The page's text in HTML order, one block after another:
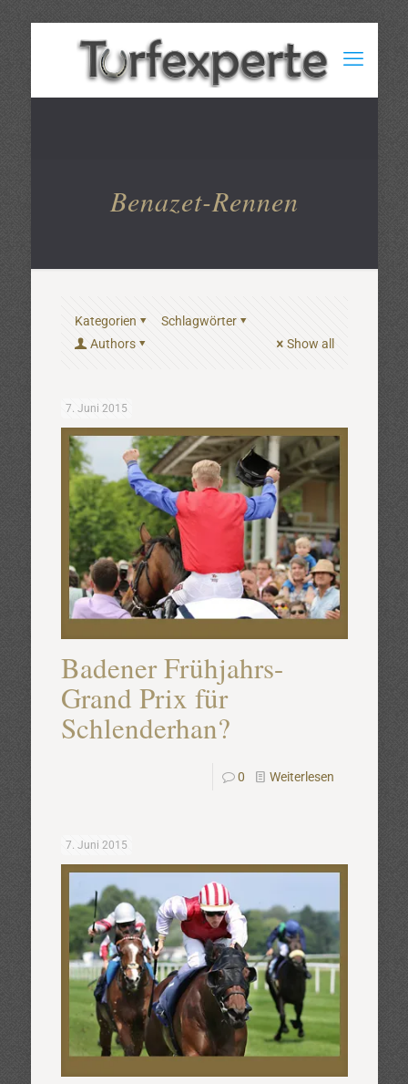
Benazet-Rennen
Kategorien
Schlagwörter
Authors
Show all
7. Juni 2015
Badener Frühjahrs-
Grand Prix für
Schlenderhan?
0 Weiterlesen
7. Juni 2015